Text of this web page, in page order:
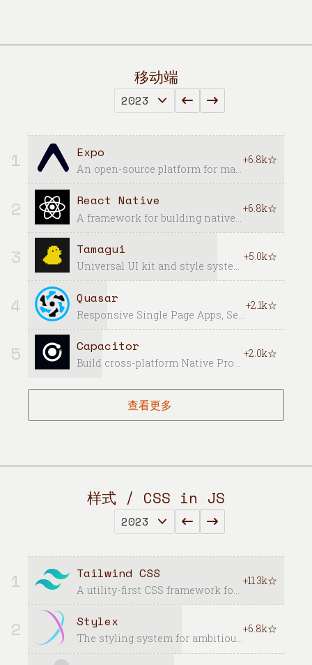
移动端
1 Expo
An open-source platform for making universal native apps with React. Expo runs on Android, iOS, and the web.
+6.8k☆
2 React Native +6.8k☆
3 Tamagui
Universal UI kit and style system for React Native + Web - with an optimizing compiler
+5.0k☆
4 Quasar +2.1k☆
5 Capacitor
Build cross-platform Native Progressive Web Apps for iOS, Android, and the Web
+2.0k☆
查看更多
样式 / CSS in JS
1 Tailwind CSS
A utility-first CSS framework for rapid UI development.
+11.3k☆
2 Stylex
The styling system for ambitious user interface
+6.8k☆